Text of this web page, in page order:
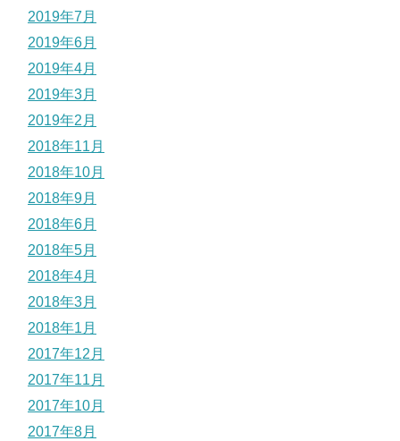
2019年7月
2019年6月
2019年4月
2019年3月
2019年2月
2018年11月
2018年10月
2018年9月
2018年6月
2018年5月
2018年4月
2018年3月
2018年1月
2017年12月
2017年11月
2017年10月
2017年8月